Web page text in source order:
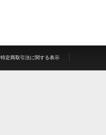
特定商取引法に関する表示